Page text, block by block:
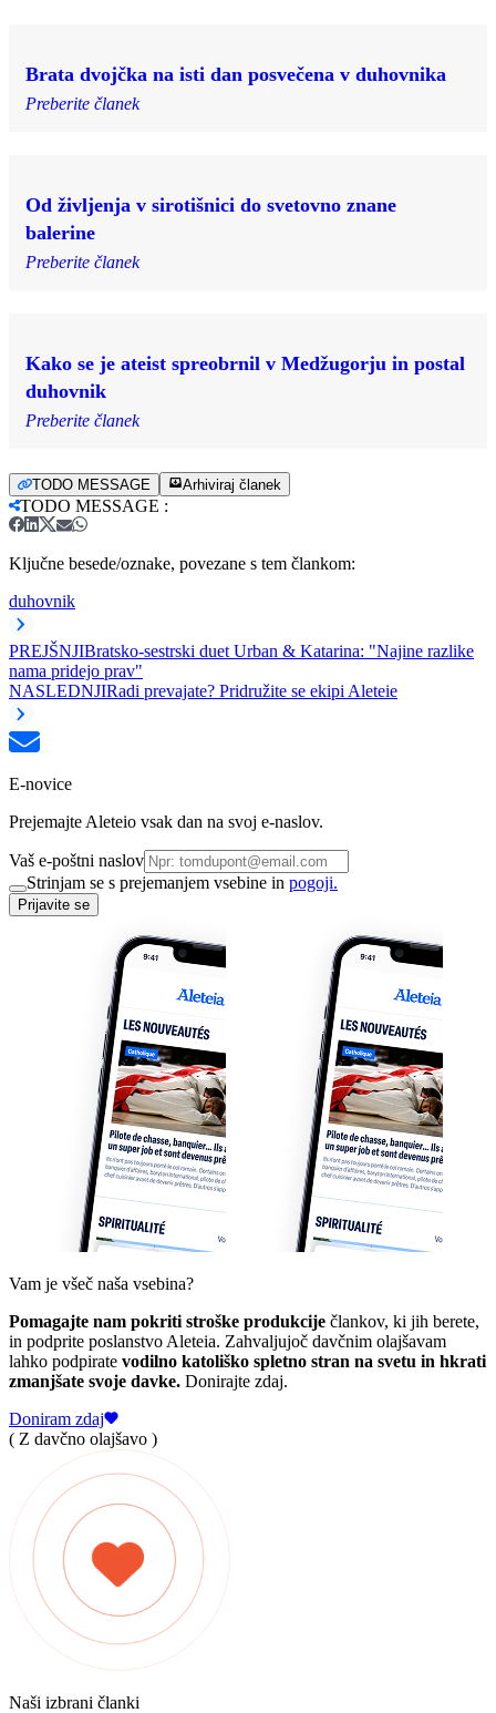
Brata dvojčka na isti dan posvečena v duhovnika
Preberite članek
Od življenja v sirotišnici do svetovno znane
balerine
Preberite članek
Kako se je ateist spreobrnil v Medžugorju in postal
duhovnik
Preberite članek
TODO MESSAGE Arhiviraj članek
TODO MESSAGE :
Ključne besede/oznake, povezane s tem člankom:
duhovnik
PREJŠNJIBratsko-sestrski duet Urban & Katarina: "Najine razlike
nama pridejo prav"
NASLEDNJIRadi prevajate? Pridružite se ekipi Aleteie
E-novice
Prejemajte Aleteio vsak dan na svoj e-naslov.
Vaš e-poštni naslov
Strinjam se s prejemanjem vsebine in pogoji.
Prijavite se
Vam je všeč naša vsebina?
Pomagajte nam pokriti stroške produkcije člankov, ki jih berete,
in podprite poslanstvo Aleteia. Zahvaljujoč davčnim olajšavam
lahko podpirate vodilno katoliško spletno stran na svetu in hkrati
zmanjšate svoje davke. Donirajte zdaj.
Doniram zdaj
( Z davčno olajšavo )
Naši izbrani članki